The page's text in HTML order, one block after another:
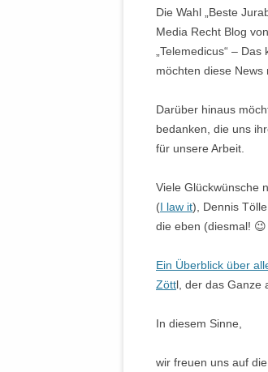
Die Wahl „Beste
Media Recht Blog
„Telemedicus“ –
möchten diese
Darüber hinaus
bedanken, die uns
für unsere Arbeit.
Viele Glückwünsche
(I law it), Dennis
die eben (diesmal!
Ein Überblick über
Zöttl, der das Ganze
In diesem Sinne,
wir freuen uns auf